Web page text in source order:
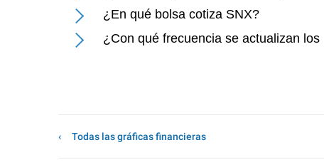
¿En qué bolsa cotiza SNX?
¿Con qué frecuencia se actualizan
Todas las gráficas financieras